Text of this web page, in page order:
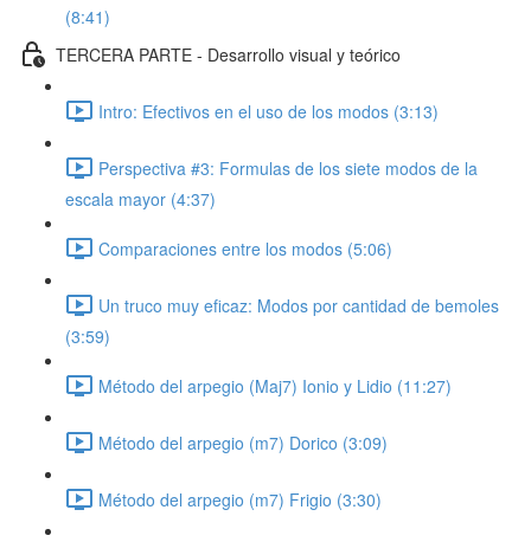
(8:41)
TERCERA PARTE - Desarrollo visual y teórico
Intro: Efectivos en el uso de los modos (3:13)
Perspectiva #3: Formulas de los siete modos de la
escala mayor (4:37)
Comparaciones entre los modos (5:06)
Un truco muy eficaz: Modos por cantidad de bemoles
(3:59)
Método del arpegio (Maj7) Ionio y Lidio (11:27)
Método del arpegio (m7) Dorico (3:09)
Método del arpegio (m7) Frigio (3:30)